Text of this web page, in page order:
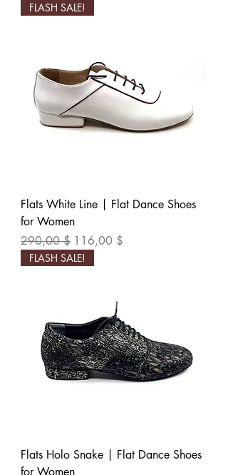
FLASH SALE!
Flats White Line | Flat Dance Shoes
for Women
Обычная цена
290,00 $ Цена со скидкой
116,00 $
FLASH SALE!
Flats Holo Snake | Flat Dance Shoes
for Women